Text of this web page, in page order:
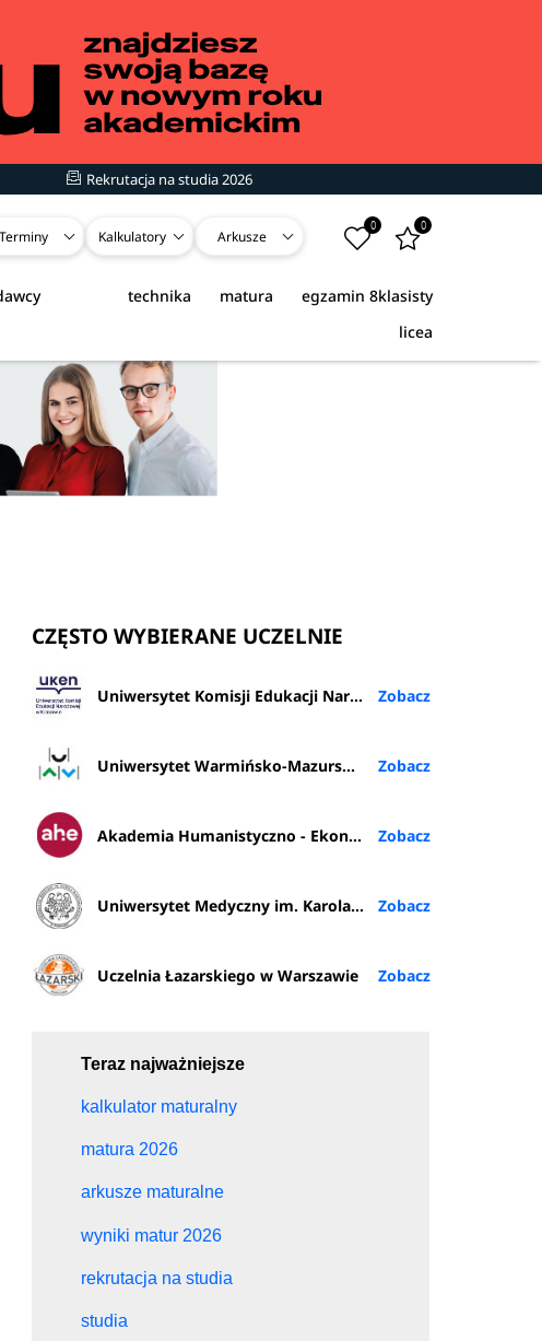
Rekrutacja na studia 2026
Terminy Kalkulatory Arkusze
0 0
egzamin 8klasisty
matura
technika
licea
CZĘSTO WYBIERANE UCZELNIE
Uniwersytet Komisji Edukacji Narodowej w Krakowie
Uniwersytet Warmińsko-Mazurski w Olsztynie
Akademia Humanistyczno - Ekonomiczna w Łodzi
Uniwersytet Medyczny im. Karola Marcinkowskiego w Poznaniu
Uczelnia Łazarskiego w Warszawie
Teraz najważniejsze
kalkulator maturalny
matura 2026
arkusze maturalne
wyniki matur 2026
rekrutacja na studia
studia